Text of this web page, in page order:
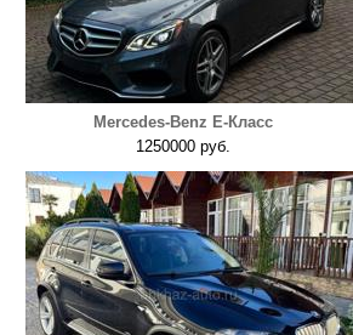
Mercedes-Benz E-Класс
1250000 руб.